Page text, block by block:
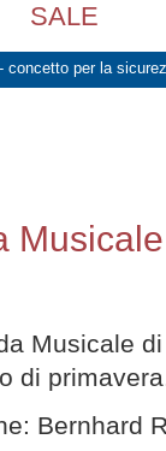
SALE
concetto per la
Musicale
di
Bernhard